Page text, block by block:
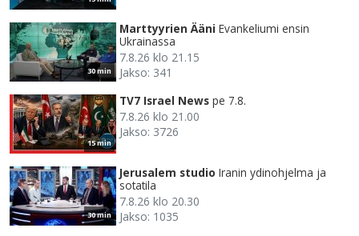
30 min
Marttyyrien Ääni Evankeliumi ensin
Ukrainassa
7.8.26 klo 21.15
Jakso: 341
15 min
TV7 Israel News pe 7.8.
7.8.26 klo 21.00
Jakso: 3726
30 min
Jerusalem studio Iranin ydinohjelma ja
sotatila
7.8.26 klo 20.30
Jakso: 1035